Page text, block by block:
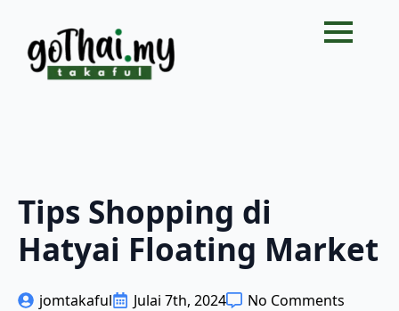
Tips Shopping di
Hatyai Floating Market
jomtakaful Julai 7th, 2024 No Comments